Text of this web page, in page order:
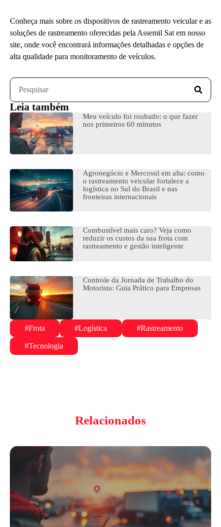
Conheça mais sobre os dispositivos de rastreamento veicular e as
soluções de rastreamento oferecidas pela Assemil Sat em nosso
site, onde você encontrará informações detalhadas e opções de
alta qualidade para monitoramento de veículos.
Leia também
Meu veículo foi roubado: o que fazer
nos primeiros 60 minutos
Agronegócio e Mercosul em alta: como
o rastreamento veicular fortalece a
logística no Sul do Brasil e nas
fronteiras internacionais
Combustível mais caro? Veja como
reduzir os custos da sua frota com
rastreamento e gestão inteligente
Controle da Jornada de Trabalho do
Motorista: Guia Prático para Empresas
#Frota #Logística #Rastreamento
#Tecnologia
Relacionados